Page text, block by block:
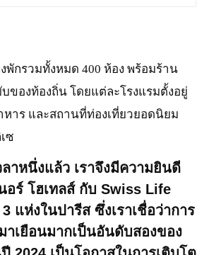
พักรวมทั้งหมด 400 ห้อง พร้อมร้าน
ของท้องถิ่น โดยแต่ละโรงแรมตั้งอยู่
าร และสถานที่ท่องเที่ยวยอดนิยม
ซ
าหนึ่งแล้ว เราจึงมีความยินดี
อร์ โฮเทลส์ กับ Swiss Life
แห่งในปารีส ซึ่งเราเชื่อว่าการ
าเยือนมากเป็นอันดับสองของ